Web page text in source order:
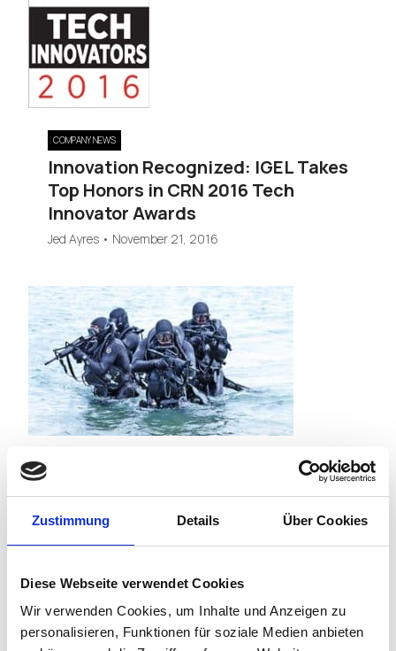
Zustimmung Details Über Cookies
Diese Webseite verwendet Cookies
Wir verwenden Cookies, um Inhalte und Anzeigen zu
personalisieren, Funktionen für soziale Medien anbieten
COMPANY NEWS
Innovation Recognized: IGEL Takes
Top Honors in CRN 2016 Tech
Innovator Awards
Jed Ayres • November 21, 2016
Reaching an Armistice from the
Protocol Wars is Possible
Simon Richards•November 22, 2016